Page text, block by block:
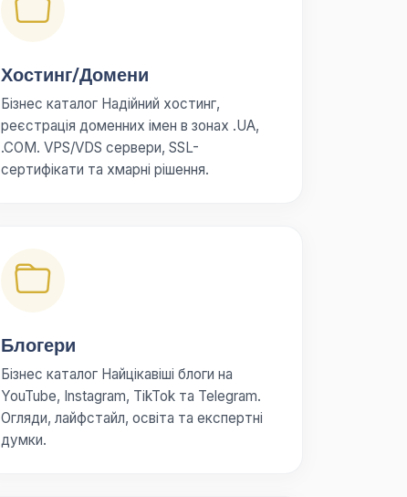
Хостинг/Домени
Бізнес каталог Надійний хостинг,
реєстрація доменних імен в зонах .UA,
.COM. VPS/VDS сервери, SSL-
сертифікати та хмарні рішення.
Блогери
Бізнес каталог Найцікавіші блоги на
YouTube, Instagram, TikTok та Telegram.
Огляди, лайфстайл, освіта та експертні
думки.